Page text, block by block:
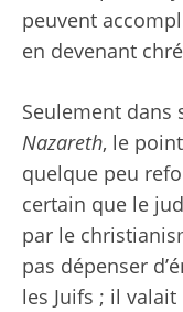
peuvent
en devenant
Seulement dans
Nazareth, le
quelque peu
certain que le
par le
pas dépenser
les Juifs ; il